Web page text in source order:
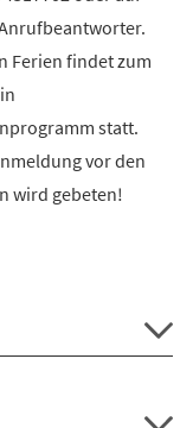
Ferien findet zum
statt.
vor den
wird gebeten!